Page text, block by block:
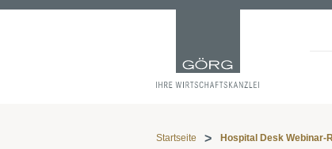
Startseite Hospital Desk Webinar-